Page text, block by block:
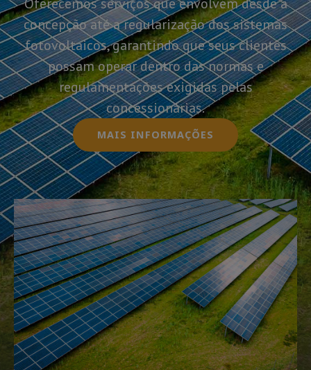
concepção até a regularização dos sistemas
fotovoltaicos, garantindo que seus clientes
possam operar dentro das normas e
regulamentações exigidas pelas
concessionárias.
MAIS INFORMAÇÕES